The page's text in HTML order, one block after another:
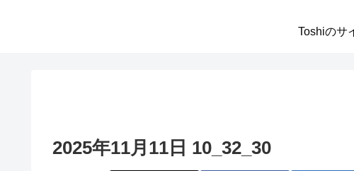
Toshiのサ
2025年11月11日 10_32_30